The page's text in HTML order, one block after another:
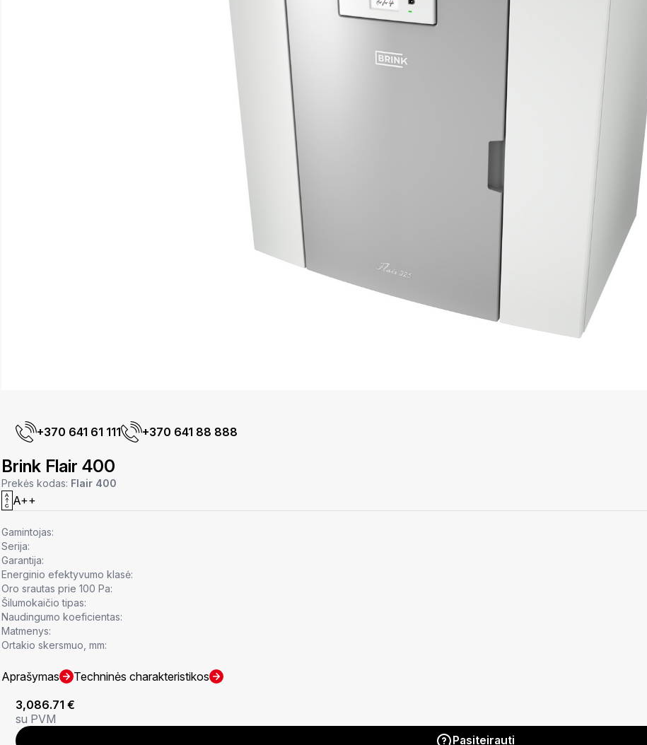
+370 641 61 111 +370 641 88 888
Brink Flair 400
Prekės kodas: Flair 400
A++
Gamintojas:
Serija:
Garantija:
Energinio efektyvumo klasė:
Oro srautas prie 100 Pa:
Šilumokaičio tipas:
Naudingumo koeficientas:
Matmenys:
Ortakio skersmuo, mm:
Aprašymas
Techninės charakteristikos
3,086.71 €
su PVM
Pasiteirauti